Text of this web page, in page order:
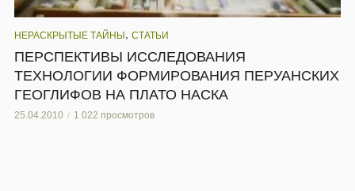
НЕРАСКРЫТЫЕ ТАЙНЫ, СТАТЬИ
ПЕРСПЕКТИВЫ ИССЛЕДОВАНИЯ
ТЕХНОЛОГИИ ФОРМИРОВАНИЯ ПЕРУАНСКИХ
ГЕОГЛИФОВ НА ПЛАТО НАСКА
25.04.2010 1 022 просмотров